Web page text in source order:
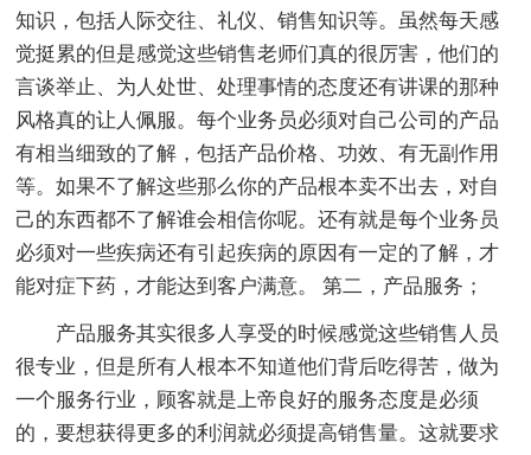
知识，包括人际交往、礼仪、销售知识等。虽然每天感
觉挺累的但是感觉这些销售老师们真的很厉害，他们的
言谈举止、为人处世、处理事情的态度还有讲课的那种
风格真的让人佩服。每个业务员必须对自己公司的产品
有相当细致的了解，包括产品价格、功效、有无副作用
等。如果不了解这些那么你的产品根本卖不出去，对自
己的东西都不了解谁会相信你呢。还有就是每个业务员
必须对一些疾病还有引起疾病的原因有一定的了解，才
能对症下药，才能达到客户满意。 第二，产品服务；
产品服务其实很多人享受的时候感觉这些销售人员
很专业，但是所有人根本不知道他们背后吃得苦，做为
一个服务行业，顾客就是上帝良好的服务态度是必须
的，要想获得更多的利润就必须提高销售量。这就要求